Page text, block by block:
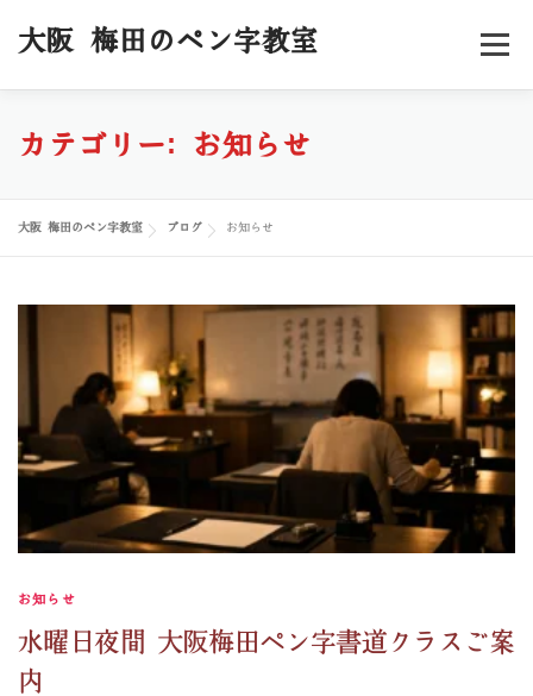
大阪 梅田のペン字教室 メニュー
ホーム 料金／コース スケジュール
受講者様の声 プロフィール
カテゴリー: お知らせ
大阪 梅田のペン字教室 ブログ お知らせ
お知らせ
水曜日夜間 大阪梅田ペン字書道クラスご案
内